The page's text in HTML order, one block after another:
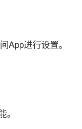
App进行设置。
。